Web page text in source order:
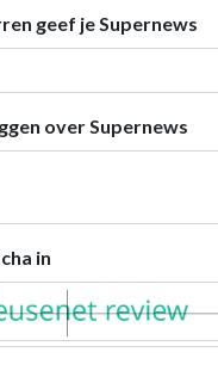
geef je Supernews
over Supernews
in